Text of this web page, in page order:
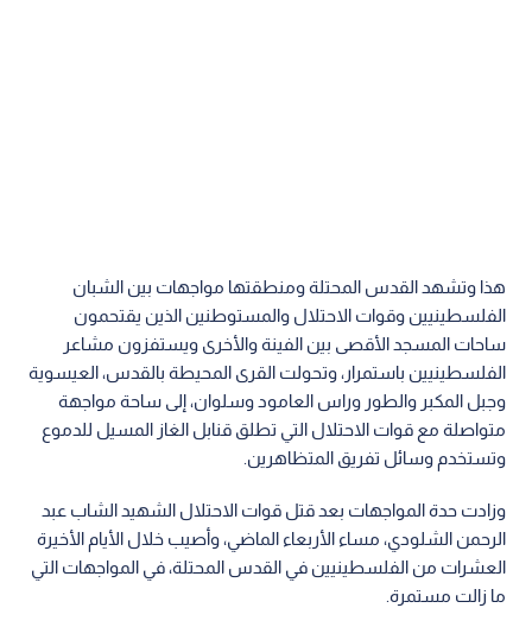
هذا وتشهد القدس المحتلة ومنطقتها مواجهات بين الشبان
الفلسطينيين وقوات الاحتلال والمستوطنين الذين يقتحمون
ساحات المسجد الأقصى بين الفينة والأخرى ويستفزون مشاعر
الفلسطينيين باستمرار، وتحولت القرى المحيطة بالقدس، العيسوية
وجبل المكبر والطور وراس العامود وسلوان، إلى ساحة مواجهة
متواصلة مع قوات الاحتلال التي تطلق قنابل الغاز المسيل للدموع
وتستخدم وسائل تفريق المتظاهرين.
وزادت حدة المواجهات بعد قتل قوات الاحتلال الشهيد الشاب عبد
الرحمن الشلودي، مساء الأربعاء الماضي، وأصيب خلال الأيام الأخيرة
العشرات من الفلسطينيين في القدس المحتلة، في المواجهات التي
ما زالت مستمرة.